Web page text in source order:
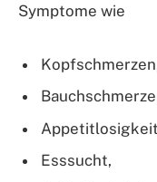
Symptome wie
Esssucht,